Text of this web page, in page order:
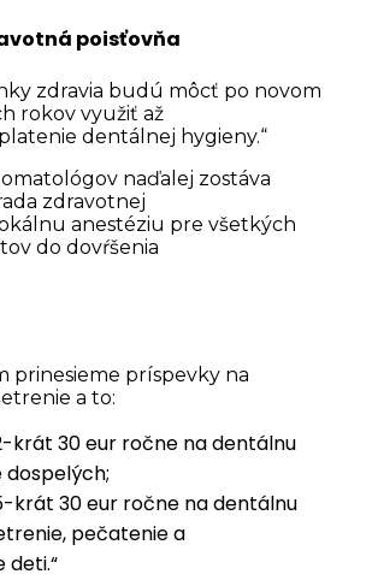
poisťovňa
zdravia budú môcť po novom
rokov využiť až
dentálnej hygieny.“
naďalej zostáva
zdravotnej
anestéziu pre všetkých
do dovŕšenia
prinesieme príspevky na
a to:
krát 30 eur ročne na dentálnu
dospelých;
krát 30 eur ročne na dentálnu
pečatenie a
deti.“